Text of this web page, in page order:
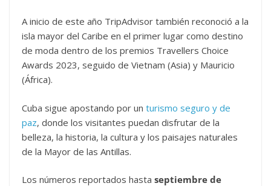
A inicio de este año TripAdvisor también reconoció a la
isla mayor del Caribe en el primer lugar como destino
de moda dentro de los premios Travellers Choice
Awards 2023, seguido de Vietnam (Asia) y Mauricio
(África).
Cuba sigue apostando por un turismo seguro y de
paz, donde los visitantes puedan disfrutar de la
belleza, la historia, la cultura y los paisajes naturales
de la Mayor de las Antillas.
Los números reportados hasta septiembre de